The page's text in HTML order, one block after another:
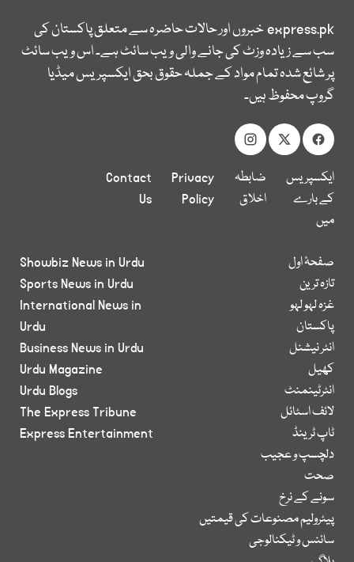
express.pkخبروں اور حالات حاضرہ سے متعلق پاکستان کی
سب سے زیادہ وزٹ کی جانے والی ویب سائٹ ہے۔ اس ویب سائٹ
پر شائع شدہ تمام مواد کے جملہ حقوق بحق ایکسپریس میڈیا
گروپ محفوظ ہیں۔
ایکسپریس
کے بارے
میں
ضابطہ
اخلاق
Privacy
Policy
Contact
Us
صفحۂ اول
تازہ ترین
غزہ لہو لہو
پاکستان
انٹر نیشنل
کھیل
انٹرٹینمنٹ
لائف اسٹائل
ٹاپ ٹرینڈ
دلچسپ و عجیب
صحت
سونے کے نرخ
پیٹرولیم مصنوعات کی قیمتیں
سائنس و ٹیکنالوجی
Showbiz News in Urdu
Sports News in Urdu
International News in
Urdu
Business News in Urdu
Urdu Magazine
Urdu Blogs
The Express Tribune
Express Entertainment